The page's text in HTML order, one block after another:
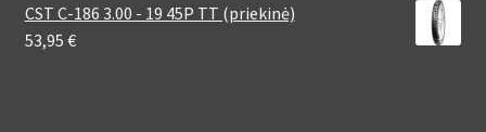
CST C-186 3.00 - 19 45P TT (priekinė)
53,95 €